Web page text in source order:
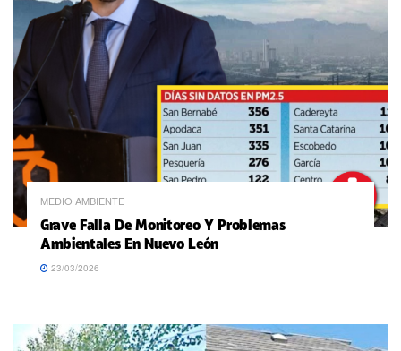
MEDIO AMBIENTE
Grave Falla De Monitoreo Y Problemas
Ambientales En Nuevo León
23/03/2026